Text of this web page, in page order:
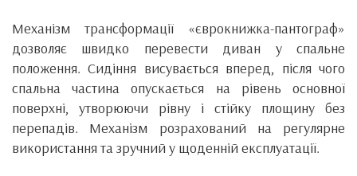
Механізм трансформації «єврокнижка-пантограф»
дозволяє швидко перевести диван у спальне
положення. Сидіння висувається вперед, після чого
спальна частина опускається на рівень основної
поверхні, утворюючи рівну і стійку площину без
перепадів. Механізм розрахований на регулярне
використання та зручний у щоденній експлуатації.